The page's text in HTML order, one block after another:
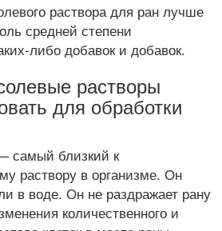
раствора для ран лучше
средней степени
либо добавок и добавок.
растворы
для обработки
самый близкий к
раствору в организме. Он
в воде. Он не раздражает рану
количественного и